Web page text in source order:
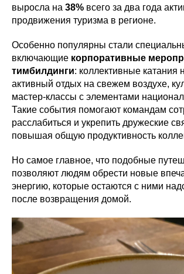
выросла на 38% всего за два года
продвижения туризма в регионе.
Особенно популярны стали
включающие корпоративные
тимбилдинги: коллективные катания
активный отдых на свежем воздухе,
мастер-классы с элементами
Такие события помогают командам
расслабиться и укрепить дружеские
повышая общую продуктивность
Но самое главное, что подобные
позволяют людям обрести новые
энергию, которые остаются с ними
после возвращения домой.